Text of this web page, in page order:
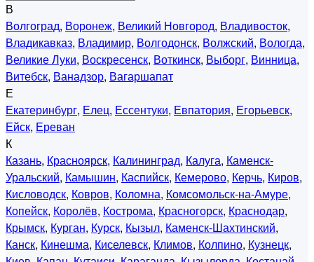
В
Волгоград, Воронеж, Великий Новгород, Владивосток,
Владикавказ, Владимир, Волгодонск, Волжский, Вологда,
Великие Луки, Воскресенск, Воткинск, Выборг, Винница,
Витебск, Ванадзор, Вагаршапат
Е
Екатеринбург, Елец, Ессентуки, Евпатория, Егорьевск,
Ейск, Ереван
К
Казань, Красноярск, Калининград, Калуга, Каменск-
Уральский, Камышин, Каспийск, Кемерово, Керчь, Киров,
Кисловодск, Ковров, Коломна, Комсомольск-на-Амуре,
Копейск, Королёв, Кострома, Красногорск, Краснодар,
Крымск, Курган, Курск, Кызыл, Каменск-Шахтинский,
Канск, Кинешма, Киселевск, Климов, Колпино, Кузнецк,